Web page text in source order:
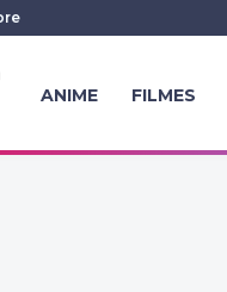
ANIME FILMES